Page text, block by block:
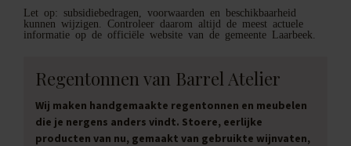
Let op: subsidiebedragen, voorwaarden en beschikbaarheid
kunnen wijzigen. Controleer daarom altijd de meest actuele
informatie op de officiële website van de gemeente Laarbeek.
Regentonnen van Barrel Atelier
Wij maken handgemaakte regentonnen en meubelen
die je nergens anders vindt. Stoere, eerlijke
producten van nu, gemaakt van gebruikte wijnvaten,